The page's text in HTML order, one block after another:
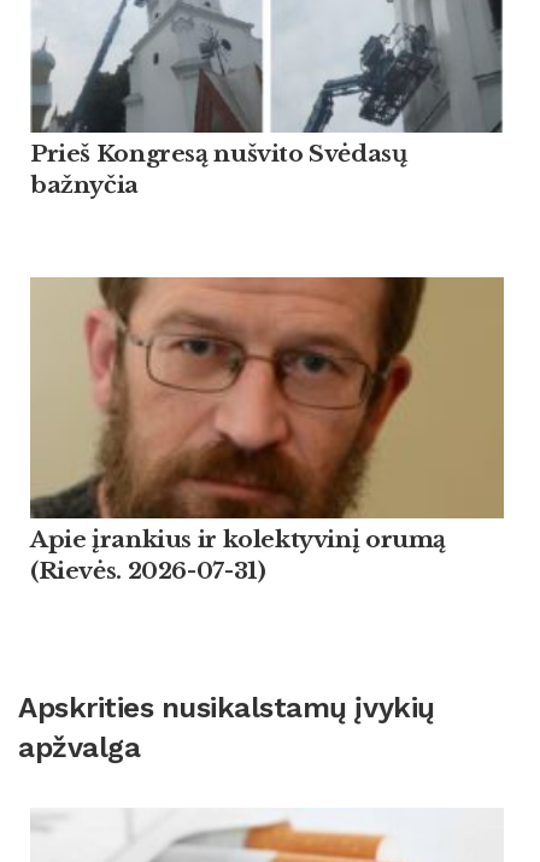
Prieš Kongresą nušvito Svėdasų
bažnyčia
Apie įrankius ir kolektyvinį orumą
(Rievės. 2026-07-31)
Apskrities nusikalstamų įvykių
apžvalga